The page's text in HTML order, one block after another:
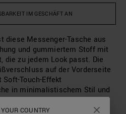
IM GESCHÄFT AN
diese Messenger-Tasche aus
und gummiertem Stoff mit
die zu jedem Look passt. Die
auf der Vorderseite
Touch-Effekt
in minimalistischem Stil und
fürs Büro als auch für
COUNTRY